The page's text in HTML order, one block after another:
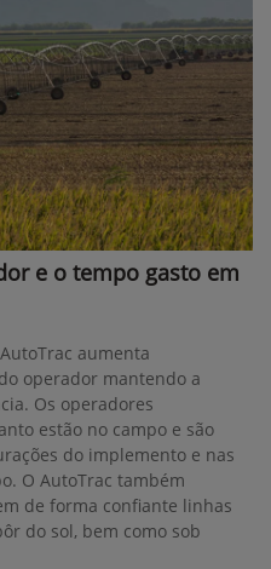
e o tempo gasto em
aumenta
operador mantendo a
Os operadores
estão no campo e são
do implemento e nas
O AutoTrac também
de forma confiante linhas
do sol, bem como sob